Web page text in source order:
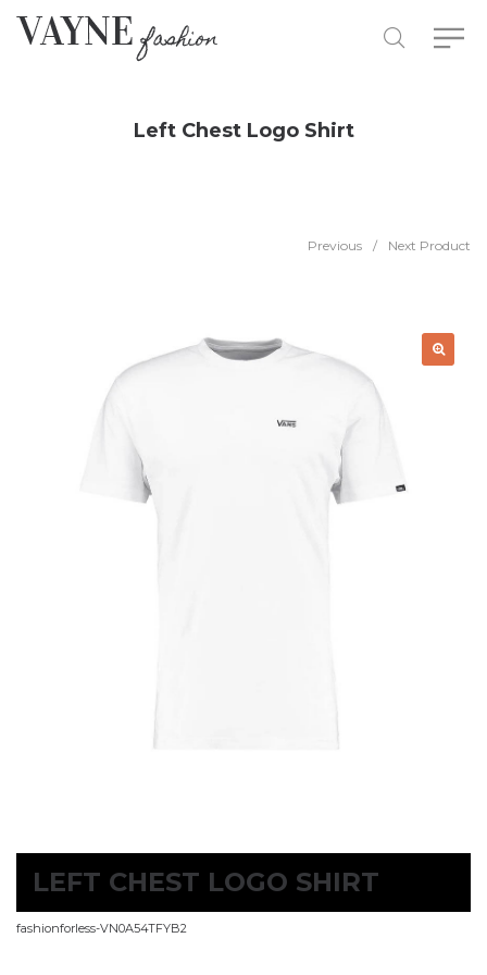
Left Chest Logo Shirt
Previous / Next Product
LEFT CHEST LOGO SHIRT
fashionforless-VN0A54TFYB2